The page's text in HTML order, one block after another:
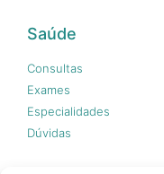
Saúde
Consultas
Exames
Especialidades
Dúvidas